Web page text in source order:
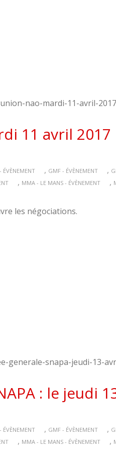
11 avril 2017
ÉVÈNEMENT , GMF - ÉVÈNEMENT ,
, MMA - LE MANS - ÉVÈNEMENT ,
les négociations.
: le jeudi
ÉVÈNEMENT , GMF - ÉVÈNEMENT ,
, MMA - LE MANS - ÉVÈNEMENT ,